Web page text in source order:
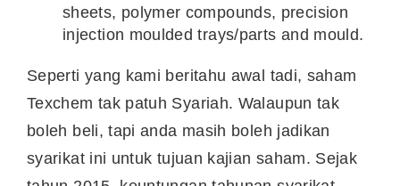
sheets, polymer compounds, precision
injection moulded trays/parts and mould.
Seperti yang kami beritahu awal tadi, saham
Texchem tak patuh Syariah. Walaupun tak
boleh beli, tapi anda masih boleh jadikan
syarikat ini untuk tujuan kajian saham. Sejak